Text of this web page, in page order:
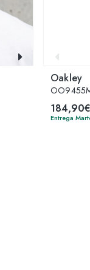
Oakley
184,90€
Entrega